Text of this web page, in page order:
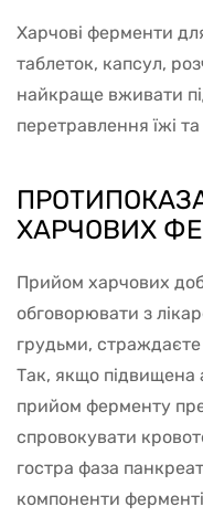
Харчові ферменти
таблеток, капсул,
найкраще вживати
перетравлення їжі
ХАРЧОВИХ
Прийом харчових
обговорювати з
грудьми,
Так, якщо підвищена
прийом ферменту
спровокувати
гостра фаза
компоненти